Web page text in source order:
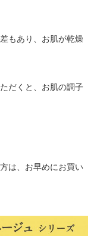
もあり、お肌が乾燥
だくと、お肌の調子
は、お早めにお買い